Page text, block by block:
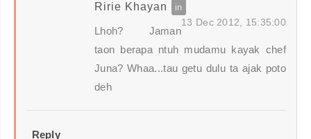
Ririe Khayan
13 Dec 2012, 15:35:00
Lhoh? Jaman
taon berapa ntuh mudamu kayak chef
Juna? Whaa...tau getu dulu ta ajak poto
deh
Reply